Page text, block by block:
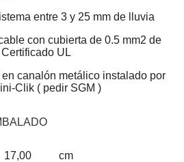
entre 3 y 25 mm de lluvia
con cubierta de 0.5 mm2 de
UL
canalón metálico instalado por
Clik ( pedir SGM )
17,00 cm